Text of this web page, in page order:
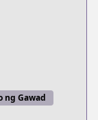
ng Gawad